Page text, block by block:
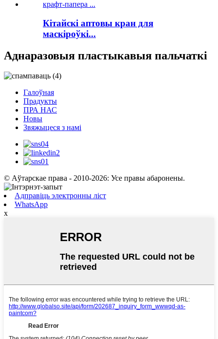
Кітайскі аптовы кран для
маскіроўкі...
Аднаразовыя пластыкавыя пальчаткі
Галоўная
Прадукты
ПРА НАС
Новы
Звяжыцеся з намі
© Аўтарскае права - 2010-2026: Усе правы абаронены.
Адправіць электронны ліст
WhatsApp
x